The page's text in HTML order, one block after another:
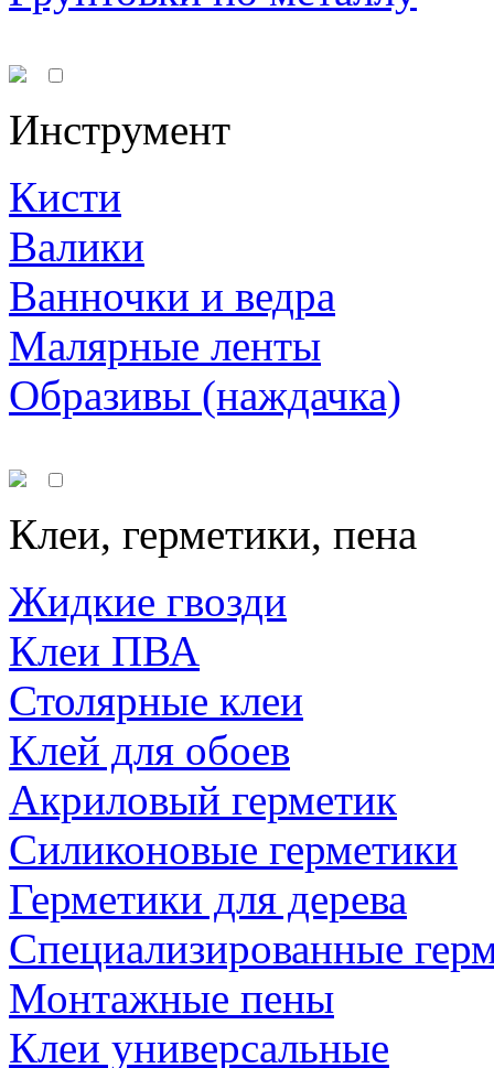
Инструмент
Кисти
Валики
Ванночки и ведра
Малярные ленты
Образивы (наждачка)
Клеи, герметики, пена
Жидкие гвозди
Клеи ПВА
Столярные клеи
Клей для обоев
Акриловый герметик
Силиконовые герметики
Герметики для дерева
Специализированные
Монтажные пены
Клеи универсальные